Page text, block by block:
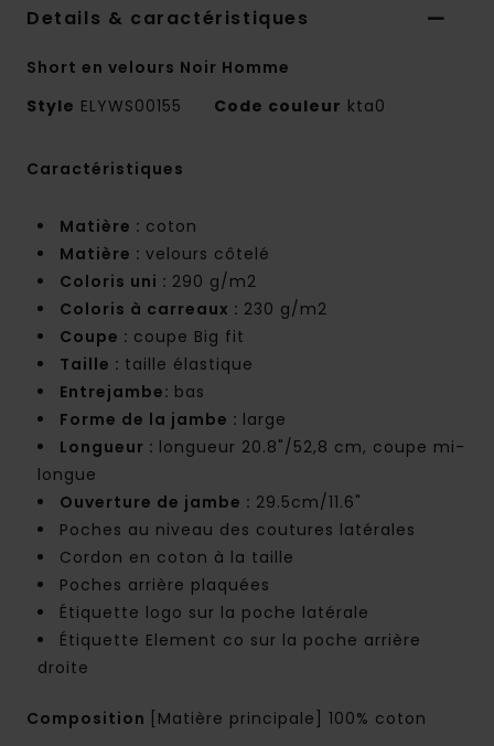
Details & caractéristiques
Short en velours Noir Homme
Style ELYWS00155 Code couleur kta0
Caractéristiques
Matière : coton
Matière : velours côtelé
Coloris uni : 290 g/m2
Coloris à carreaux : 230 g/m2
Coupe : coupe Big fit
Taille : taille élastique
Entrejambe: bas
Forme de la jambe : large
Longueur : longueur 20.8"/52,8 cm, coupe mi-
longue
Ouverture de jambe : 29.5cm/11.6"
Poches au niveau des coutures latérales
Cordon en coton à la taille
Poches arrière plaquées
Étiquette logo sur la poche latérale
Étiquette Element co sur la poche arrière
droite
Composition [Matière principale] 100% coton